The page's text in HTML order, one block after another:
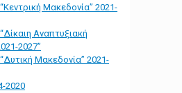
Μακεδονία” 2021-
Αναπτυξιακή
2027”
Μακεδονία” 2021-
2020